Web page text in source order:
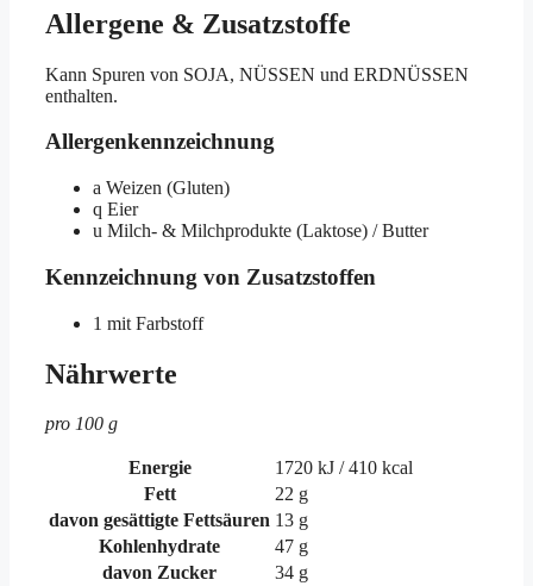
Allergene & Zusatzstoffe
Kann Spuren von SOJA, NÜSSEN und ERDNÜSSEN
enthalten.
Allergenkennzeichnung
a Weizen (Gluten)
q Eier
u Milch- & Milchprodukte (Laktose) / Butter
Kennzeichnung von Zusatzstoffen
1 mit Farbstoff
Nährwerte
pro 100 g
Energie
1720 kJ / 410 kcal
Fett
22 g
davon gesättigte Fettsäuren 13 g
Kohlenhydrate
47 g
davon Zucker
34 g